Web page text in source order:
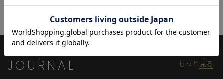
ェの職人によって伝統的な手法で折られるもので、その最大の魅
力は高品質な生地にあります。今では世界最高峰のネクタイブラ
ンドとして、上質で個性的な極上のネクタイを世の紳士に提供し
続けています。
JOURNAL もっと 見る